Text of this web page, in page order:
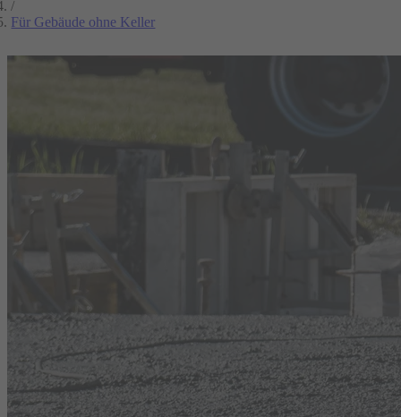
/
Für Gebäude ohne Keller